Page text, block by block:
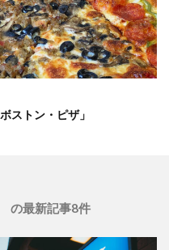
ストン・ピザ」
の最新記事8件